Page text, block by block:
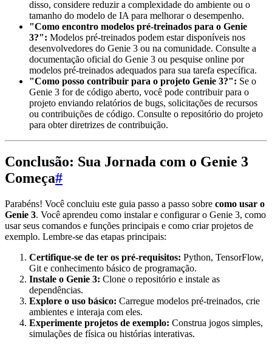
disso, considere reduzir a complexidade do ambiente ou o
tamanho do modelo de IA para melhorar o desempenho.
"Como encontro modelos pré-treinados para o Genie
3?": Modelos pré-treinados podem estar disponíveis nos
desenvolvedores do Genie 3 ou na comunidade. Consulte a
documentação oficial do Genie 3 ou pesquise online por
modelos pré-treinados adequados para sua tarefa específica.
"Como posso contribuir para o projeto Genie 3?": Se o
Genie 3 for de código aberto, você pode contribuir para o
projeto enviando relatórios de bugs, solicitações de recursos
ou contribuições de código. Consulte o repositório do projeto
para obter diretrizes de contribuição.
Conclusão: Sua Jornada com o Genie 3
Começa#
Parabéns! Você concluiu este guia passo a passo sobre como usar o
Genie 3. Você aprendeu como instalar e configurar o Genie 3, como
usar seus comandos e funções principais e como criar projetos de
exemplo. Lembre-se das etapas principais:
Certifique-se de ter os pré-requisitos: Python, TensorFlow,
Git e conhecimento básico de programação.
Instale o Genie 3: Clone o repositório e instale as
dependências.
Explore o uso básico: Carregue modelos pré-treinados, crie
ambientes e interaja com eles.
Experimente projetos de exemplo: Construa jogos simples,
simulações de física ou histórias interativas.